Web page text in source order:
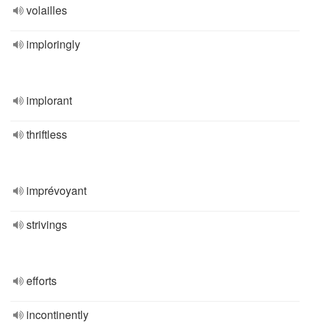
volailles
imploringly
implorant
thriftless
imprévoyant
strivings
efforts
incontinently